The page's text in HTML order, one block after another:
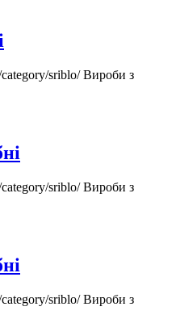
sriblo/Вироби з
sriblo/Вироби з
sriblo/Вироби з